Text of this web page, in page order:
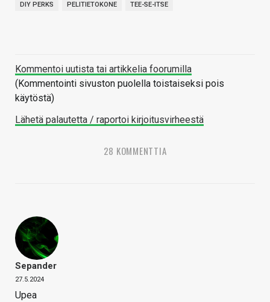
DIY PERKS PELITIETOKONE TEE-SE-ITSE
Kommentoi uutista tai artikkelia foorumilla
(Kommentointi sivuston puolella toistaiseksi pois
käytöstä)
Lähetä palautetta / raportoi kirjoitusvirheestä
28 KOMMENTTIA
Sepander
27.5.2024
Upea